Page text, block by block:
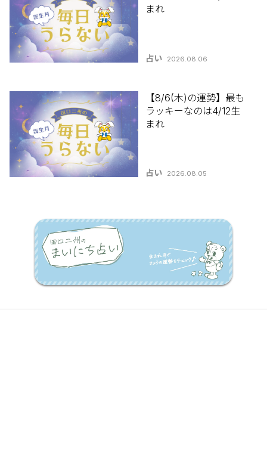
まれ
占い 2026.08.06
【8/6(木)の運勢】最も
ラッキーなのは4/12生
まれ
占い 2026.08.05